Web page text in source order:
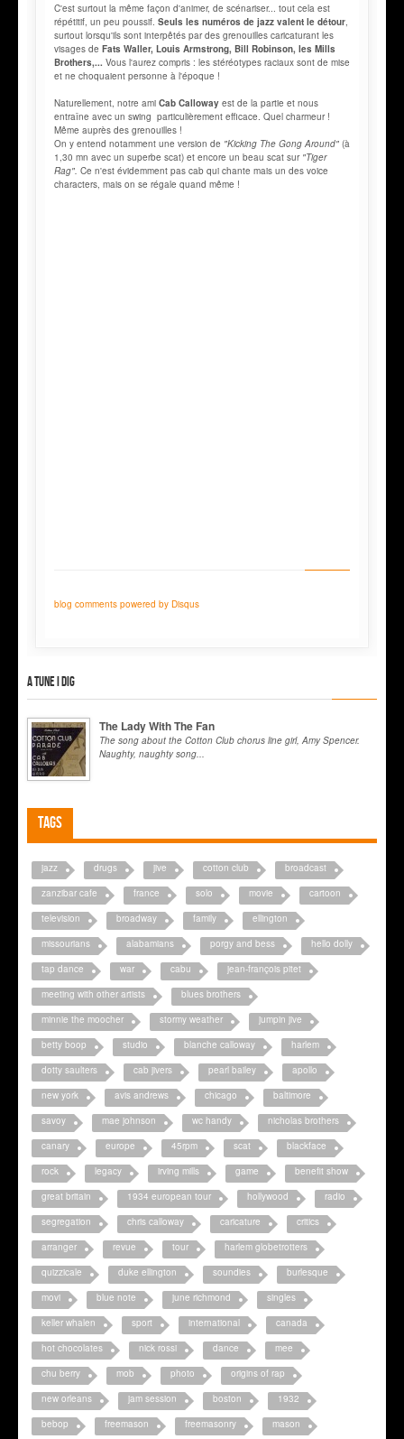
C'est surtout la même façon d'animer, de scénariser... tout cela est
répétitif, un peu poussif. Seuls les numéros de jazz valent le détour
surtout lorsqu'ils sont interpêtés par des grenouilles caricaturant les
visages de Fats Waller, Louis Armstrong, Bill Robinson, les Mills
Brothers,... Vous l'aurez compris : les stéréotypes raciaux sont de mise
et ne choquaient personne à l'époque !
Naturellement, notre ami Cab Calloway est de la partie et nous
entraîne avec un swing particulièrement efficace. Quel charmeur !
Même auprès des grenouilles !
On y entend notamment une version de "Kicking The Gong Around" (à
1,30 mn avec un superbe scat) et encore un beau scat sur "Tiger
Rag". Ce n'est évidemment pas cab qui chante mais un des voice
characters, mais on se régale quand même !
blog comments powered by Disqus
A tune I dig
The Lady With The Fan
The song about the Cotton Club chorus line girl, Amy Spencer.
Naughty, naughty song...
Tags
jazz drugs jive cotton club
broadcast
zanzibar cafe
france solo movie
cartoon
television
broadway family
ellington
missourians
alabamians porgy and bess
hello dolly
tap dance
war cabu
jean-françois pitet
meeting with other artists
blues brothers
minnie the moocher
stormy weather
jumpin jive
betty boop
studio blanche calloway
harlem
dotty saulters
cab jivers pearl bailey
apollo
new york
avis andrews chicago
baltimore
savoy
mae johnson wc handy
nicholas brothers
canary
europe 45rpm scat
blackface
rock
legacy irving mills game
benefit show
great britain
1934 european tour hollywood
radio
segregation
chris calloway caricature
critics
arranger
revue tour
harlem globetrotters
quizzicale
duke ellington soundies
burlesque
movi
blue note june richmond
singles
keller whalen
sport international
canada
hot chocolates
nick rossi dance
mee
chu berry
mob photo
origins of rap
new orleans
jam session boston
1932
bebop
freemason freemasonry
mason